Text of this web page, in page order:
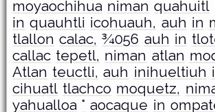
moyaochihua niman quahuitl
in quauhtli icohuauh, auh in
tlallon calac, ¾056 auh in
callac tepetl, niman atlan
Atlan teuctli, auh inihueltiuh
cihuatl tlachco moquetz,
yahualloa ° aocaque in